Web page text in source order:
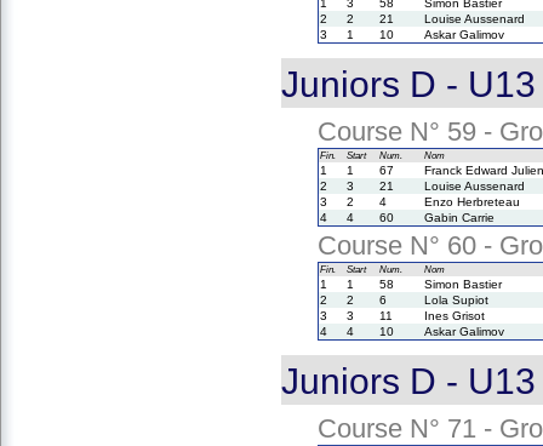
1 3 58
Simon Bastier
2
2 21
Louise Aussenard
3
1 10 Askar Galimov
Juniors D -
Course N° 59 -
Fin. Start Num. Nom
1 1 67
Franck Edward
2
3 21
Louise Aussenard
3
2 4
Enzo Herbreteau
4
4 60 Gabin Carrie
Course N° 60 -
Fin. Start Num. Nom
1 1 58
Simon Bastier
2
2 6
Lola Supiot
3
3 11
Ines Grisot
4
4 10 Askar Galimov
Juniors D -
Course N° 71 -